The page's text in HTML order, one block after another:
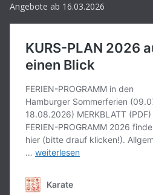
Angebote ab 16.03.2026